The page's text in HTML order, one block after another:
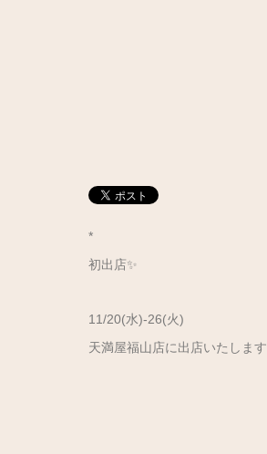
*
初出店✨
11/20(水)-26(火)
天満屋福山店に出店いたします